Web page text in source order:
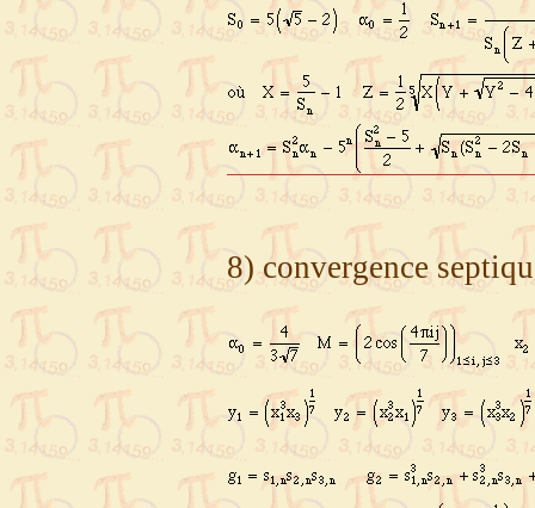
8) convergence